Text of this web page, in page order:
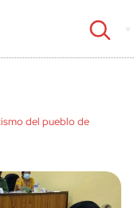
del pueblo de